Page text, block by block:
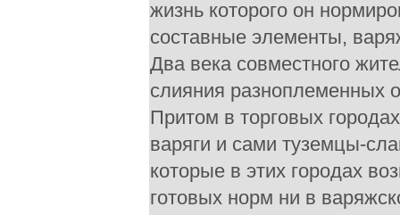
жизнь которого он
составные элементы,
Два века совместного
слияния разноплеменных
Притом в торговых
варяги и сами туземцы-
которые в этих городах
готовых норм ни в